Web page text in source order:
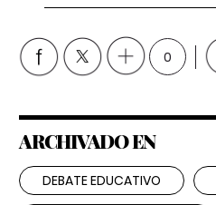
0
ARCHIVADO EN
DEBATE EDUCATIVO